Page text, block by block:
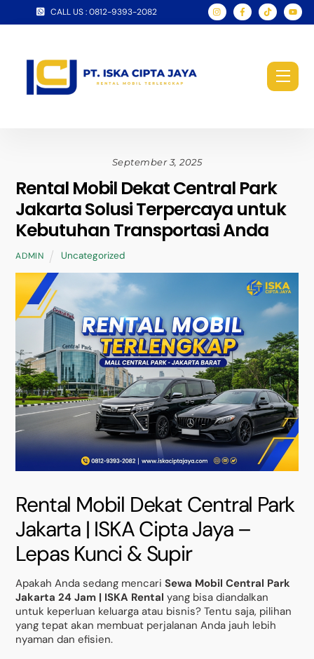
CALL US : 0812-9393-2082
September 3, 2025
Rental Mobil Dekat Central Park
Jakarta Solusi Terpercaya untuk
Kebutuhan Transportasi Anda
ADMIN Uncategorized
Rental Mobil Dekat Central Park
Jakarta | ISKA Cipta Jaya –
Lepas Kunci & Supir
Apakah Anda sedang mencariSewa Mobil Central Park
Jakarta 24 Jam | ISKA Rentalyang bisa diandalkan
untuk keperluan keluarga atau bisnis? Tentu saja, pilihan
yang tepat akan membuat perjalanan Anda jauh lebih
nyaman dan efisien.